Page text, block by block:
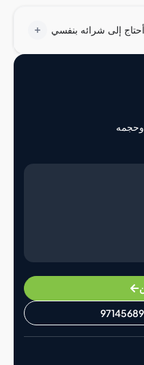
شرائه بنفسي